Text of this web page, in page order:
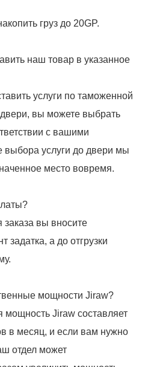
груз до 20GP.
наш товар в указанное
услуги по таможенной
двери, вы можете выбрать
с вашими
выбора услуги до двери мы
место вовремя.
вы вносите
задатка, а до отгрузки
мощности Jiraw?
Jiraw составляет
в месяц, и если вам нужно
отдел может